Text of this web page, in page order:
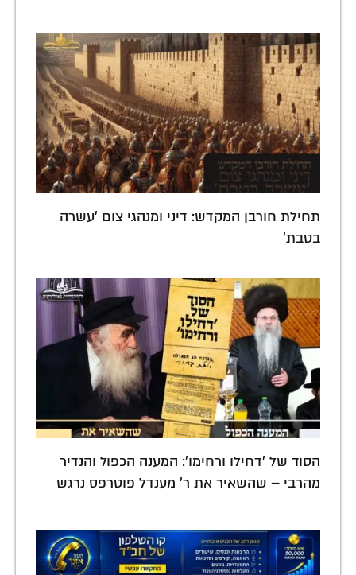
תחילת חורבן המקדש: דיני ומנהגי צום 'עשרה
בטבת'
הסוד של 'דחילו ורחימו': המענה הכפול והנדיר
מהרבי – שהשאיר את ר' מענדל פוטרפס נרגש